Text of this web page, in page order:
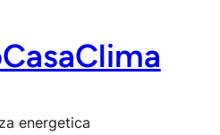
energetica